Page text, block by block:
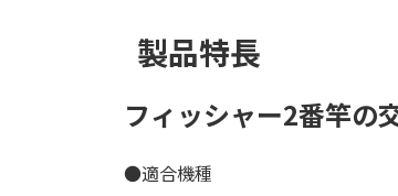
製品特長
フィッシャー2番竿の
●適合機種